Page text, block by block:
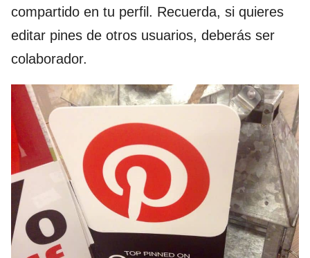
compartido en tu perfil. Recuerda, si quieres
editar pines de otros usuarios, deberás ser
colaborador.